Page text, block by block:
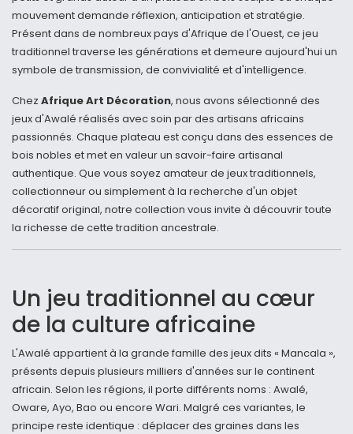
mouvement demande réflexion, anticipation et stratégie.
Présent dans de nombreux pays d'Afrique de l'Ouest, ce jeu
traditionnel traverse les générations et demeure aujourd'hui un
symbole de transmission, de convivialité et d'intelligence.
Chez Afrique Art Décoration, nous avons sélectionné des
jeux d'Awalé réalisés avec soin par des artisans africains
passionnés. Chaque plateau est conçu dans des essences de
bois nobles et met en valeur un savoir-faire artisanal
authentique. Que vous soyez amateur de jeux traditionnels,
collectionneur ou simplement à la recherche d'un objet
décoratif original, notre collection vous invite à découvrir toute
la richesse de cette tradition ancestrale.
Un jeu traditionnel au cœur
de la culture africaine
L'Awalé appartient à la grande famille des jeux dits « Mancala »,
présents depuis plusieurs milliers d'années sur le continent
africain. Selon les régions, il porte différents noms : Awalé,
Oware, Ayo, Bao ou encore Wari. Malgré ces variantes, le
principe reste identique : déplacer des graines dans les